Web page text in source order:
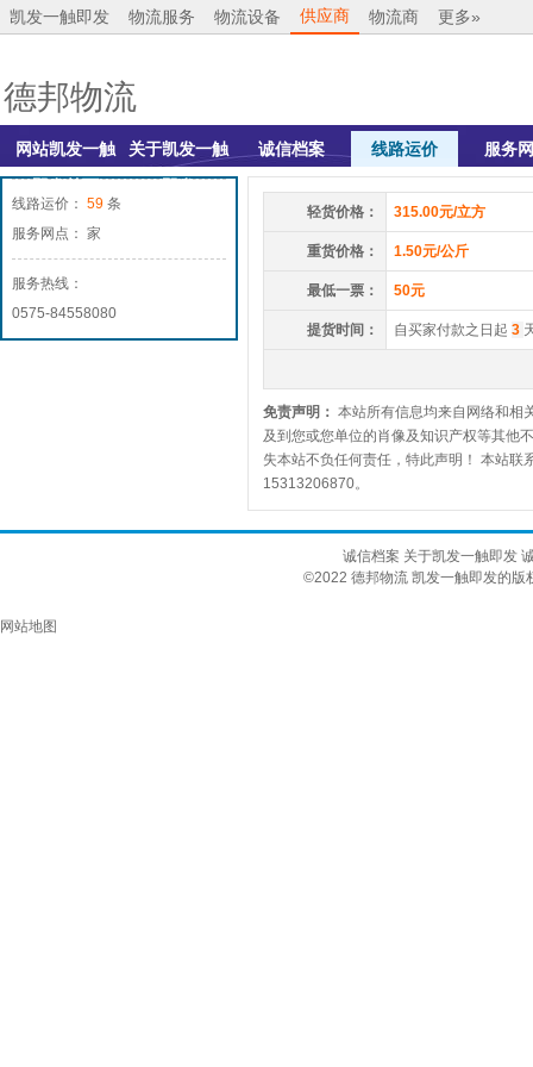
凯发一触即发 物流服务 物流设备 供应商 物流商 更多»
德邦物流
网站凯发一触
即发首页
关于凯发一触
即发
诚信档案 线路运价 服务
线路运价： 59 条
服务网点： 家
服务热线：
0575-84558080
轻货价格： 315.00元/立方
重货价格： 1.50元/公斤
最低一票： 50元
提货时间： 自买家付款之日起 3
免责声明： 本站所有信息均来自网络和相
及到您或您单位的肖像及知识产权等其他
失本站不负任何责任，特此声明！ 本站
15313206870。
诚信档案 关于凯发一触即发
©2022 德邦物流 凯发一触即发的
网站地图